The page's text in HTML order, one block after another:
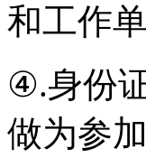
和工作
④.身份
做为参